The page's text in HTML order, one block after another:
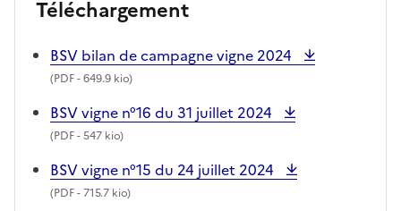
Téléchargement
BSV bilan de campagne vigne 2024
(PDF- 649.9 kio)
BSV vigne n°16 du 31 juillet 2024
(PDF- 547 kio)
BSV vigne n°15 du 24 juillet 2024
(PDF- 715.7 kio)